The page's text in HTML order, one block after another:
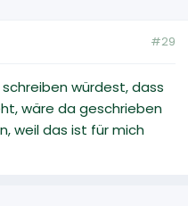
#29
würdest, dass
wäre da geschrieben
weil das ist für mich